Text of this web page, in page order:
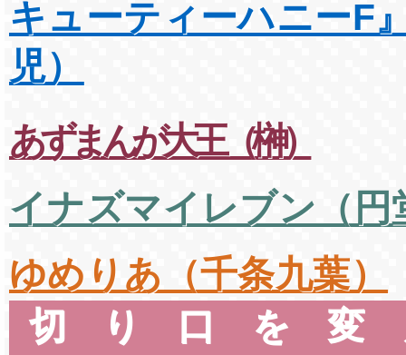
キューティーハニーF
児）
あずまんが大王（榊）
イナズマイレブン（円
ゆめりあ（千条九葉）
切り口を